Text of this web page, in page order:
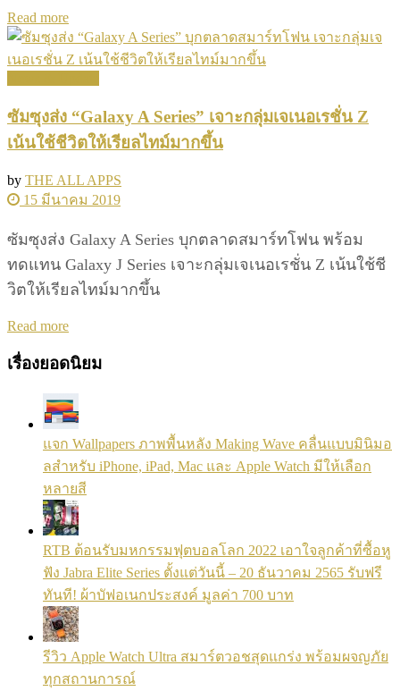
Read moreDetails
ซัมซุงส่ง “Galaxy A Series” เจาะกลุ่มเจเนอเรชั่น Z
เน้นใช้ชีวิตให้เรียลไทม์มากขึ้น
by THE ALL APPS
15 มีนาคม 2019
ซัมซุงส่ง Galaxy A Series บุกตลาดสมาร์ทโฟน พร้อม
ทดแทน Galaxy J Series เจาะกลุ่มเจเนอเรชั่น Z เน้นใช้ชี
วิตให้เรียลไทม์มากขึ้น
Read moreDetails
เรื่องยอดนิยม
แจก Wallpapers ภาพพื้นหลัง Making Wave คลื่นแบบมินิมอ
ลสำหรับ iPhone, iPad, Mac และ Apple Watch มีให้เลือก
หลายสี
RTB ต้อนรับมหกรรมฟุตบอลโลก 2022 เอาใจลูกค้าที่ซื้อหู
ฟัง Jabra Elite Series ตั้งแต่วันนี้ – 20 ธันวาคม 2565 รับฟรี
ทันที! ผ้าบัฟอเนกประสงค์ มูลค่า 700 บาท
รีวิว Apple Watch Ultra สมาร์ตวอชสุดแกร่ง พร้อมผจญภัย
ทุกสถานการณ์